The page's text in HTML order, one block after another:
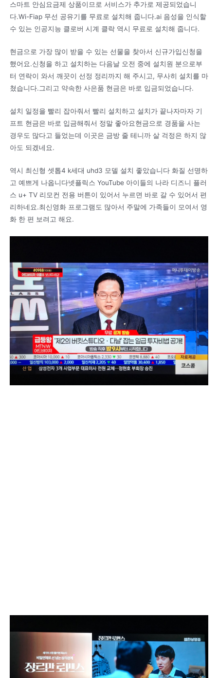
스마트 안심요금제 상품이므로 서비스가 추가로 제공되었습니
다.Wi-Fiap 무선 공유기를 무료로 설치해 줍니다.ai 음성을 인식할
수 있는 인공지능 클로버 시계 클락 역시 무료로 설치해 줍니다.
현금으로 가장 많이 받을 수 있는 선물을 찾아서 신규가입신청을
했어요.신청을 하고 설치하는 다음날 오전 중에 설치원 분으로부
터 연락이 와서 깨끗이 선정 정리까지 해 주시고, 무사히 설치를 마
쳤습니다.그리고 약속한 사은품 현금은 바로 입금되었습니다.
설치 일정을 빨리 잡아줘서 빨리 설치하고 설치가 끝나자마자 기
프트 현금은 바로 입금해줘서 정말 좋아요현금으로 경품을 사는
경우도 많다고 들었는데 이곳은 금방 줄 테니까 살 걱정은 하지 않
아도 되겠네요.
역시 최신형 셋톱4 k세대 uhd3 모델 설치 좋았습니다 화질 선명하
고 예쁘게 나옵니다넷플릭스 YouTube 아이들의 나라 디즈니 플러
스 u+ TV 리모컨 전용 버튼이 있어서 누르면 바로 갈 수 있어서 편
리하네요.최신영화 프로그램도 많아서 주말에 가족들이 모여서 영
화 한 편 보려고 해요.